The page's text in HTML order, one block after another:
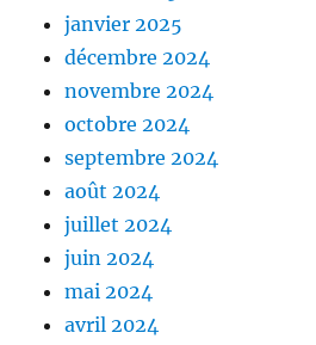
janvier 2025
décembre 2024
novembre 2024
octobre 2024
septembre 2024
août 2024
juillet 2024
juin 2024
mai 2024
avril 2024